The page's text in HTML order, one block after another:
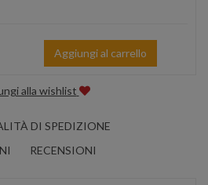
Aggiungi al carrello
alla wishlist
DI SPEDIZIONE
RECENSIONI